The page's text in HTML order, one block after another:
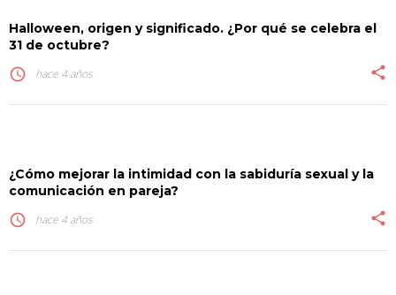
Halloween, origen y significado. ¿Por qué se celebra el
31 de octubre?
access_time hace 4 años share
¿Cómo mejorar la intimidad con la sabiduría sexual y la
comunicación en pareja?
access_time hace 4 años share